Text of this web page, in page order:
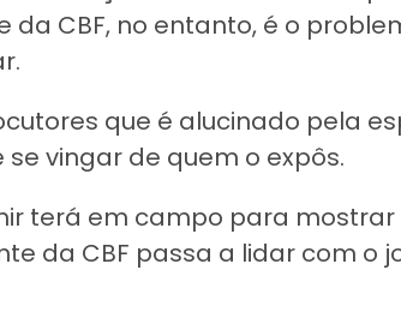
da CBF, no entanto, é o
que é alucinado pela
vingar de quem o expôs.
terá em campo para mostrar
da CBF passa a lidar com o